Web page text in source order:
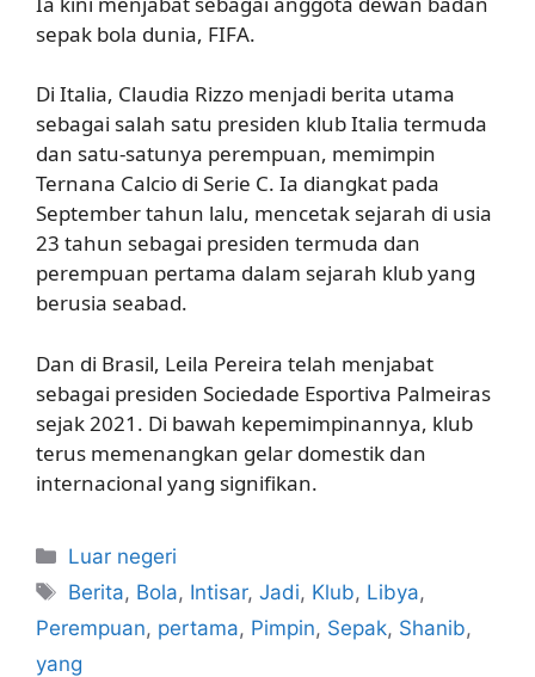
sepak bola dunia, FIFA.
Di Italia, Claudia Rizzo menjadi berita utama
sebagai salah satu presiden klub Italia termuda
dan satu-satunya perempuan, memimpin
Ternana Calcio di Serie C. Ia diangkat pada
September tahun lalu, mencetak sejarah di usia
23 tahun sebagai presiden termuda dan
perempuan pertama dalam sejarah klub yang
berusia seabad.
Dan di Brasil, Leila Pereira telah menjabat
sebagai presiden Sociedade Esportiva Palmeiras
sejak 2021. Di bawah kepemimpinannya, klub
terus memenangkan gelar domestik dan
internacional yang signifikan.
Kategori
Luar negeri
Tag
Berita, Bola, Intisar,Jadi, Klub, Libya,
Perempuan, pertama, Pimpin, Sepak, Shanib,
yang